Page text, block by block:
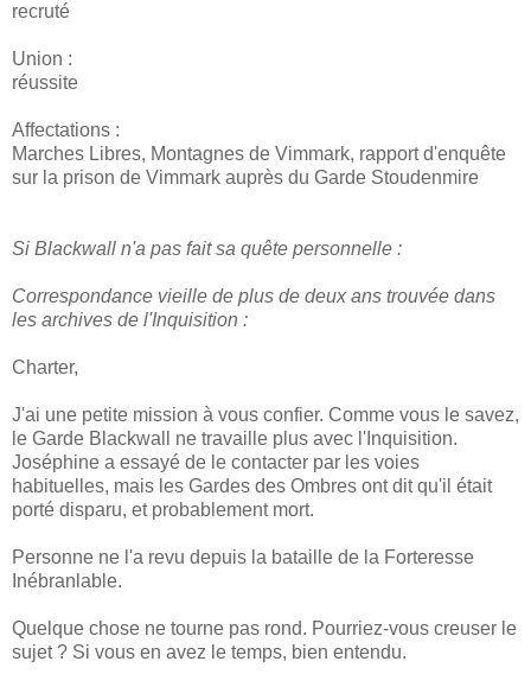
recruté
Union :
réussite
Affectations :
Marches Libres, Montagnes de Vimmark, rapport d'enquête
sur la prison de Vimmark auprès du Garde Stoudenmire
Si Blackwall n'a pas fait sa quête personnelle :
Correspondance vieille de plus de deux ans trouvée dans
les archives de l'Inquisition :
Charter,
J'ai une petite mission à vous confier. Comme vous le savez,
le Garde Blackwall ne travaille plus avec l'Inquisition.
Joséphine a essayé de le contacter par les voies
habituelles, mais les Gardes des Ombres ont dit qu'il était
porté disparu, et probablement mort.
Personne ne l'a revu depuis la bataille de la Forteresse
Inébranlable.
Quelque chose ne tourne pas rond. Pourriez-vous creuser le
sujet ? Si vous en avez le temps, bien entendu.